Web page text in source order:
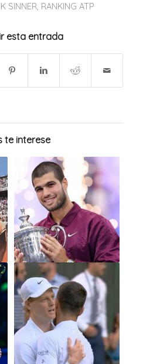
SINNER, RANKING ATP
esta entrada
te interese